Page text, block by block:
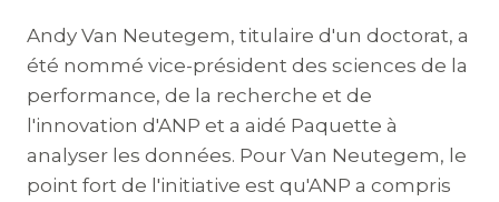
Andy Van Neutegem, titulaire d'un doctorat, a
été nommé vice-président des sciences de la
performance, de la recherche et de
l'innovation d'ANP et a aidé Paquette à
analyser les données. Pour Van Neutegem, le
point fort de l'initiative est qu'ANP a compris